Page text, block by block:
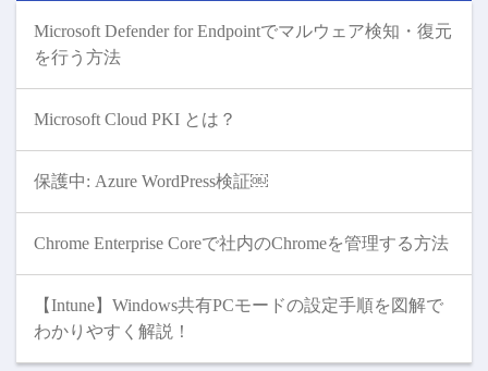
Microsoft Defender for Endpointでマルウェア検知・復元
を行う方法
Microsoft Cloud PKI とは？
保護中: Azure WordPress検証￼
Chrome Enterprise Coreで社内のChromeを管理する方法
【Intune】Windows共有PCモードの設定手順を図解で
わかりやすく解説！